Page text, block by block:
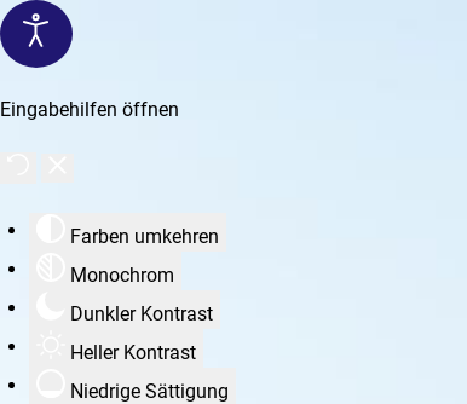
Eingabehilfen öffnen
Farben umkehren
Monochrom
Dunkler Kontrast
Heller Kontrast
Niedrige Sättigung